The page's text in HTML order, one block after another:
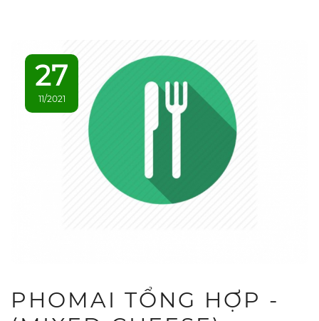
27
11/2021
PHOMAI TỔNG HỢP -